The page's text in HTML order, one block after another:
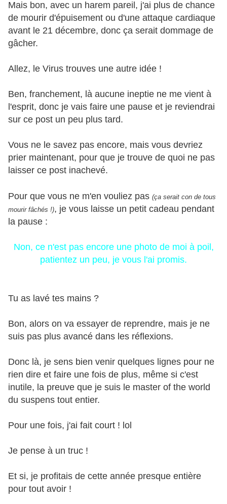
Mais bon, avec un harem pareil, j'ai plus de chance
de mourir d'épuisement ou d'une attaque cardiaque
avant le 21 décembre, donc ça serait dommage de
gâcher.
Allez, le Virus trouves une autre idée !
Ben, franchement, là aucune ineptie ne me vient à
l'esprit, donc je vais faire une pause et je reviendrai
sur ce post un peu plus tard.
Vous ne le savez pas encore, mais vous devriez
prier maintenant, pour que je trouve de quoi ne pas
laisser ce post inachevé.
Pour que vous ne m'en vouliez pas (ça serait con de tous
mourir fâchés !), je vous laisse un petit cadeau pendant
la pause :
Non, ce n'est pas encore une photo de moi à poil,
patientez un peu, je vous l'ai promis.
Tu as lavé tes mains ?
Bon, alors on va essayer de reprendre, mais je ne
suis pas plus avancé dans les réflexions.
Donc là, je sens bien venir quelques lignes pour ne
rien dire et faire une fois de plus, même si c'est
inutile, la preuve que je suis le master of the world
du suspens tout entier.
Pour une fois, j'ai fait court ! lol
Je pense à un truc !
Et si, je profitais de cette année presque entière
pour tout avoir !